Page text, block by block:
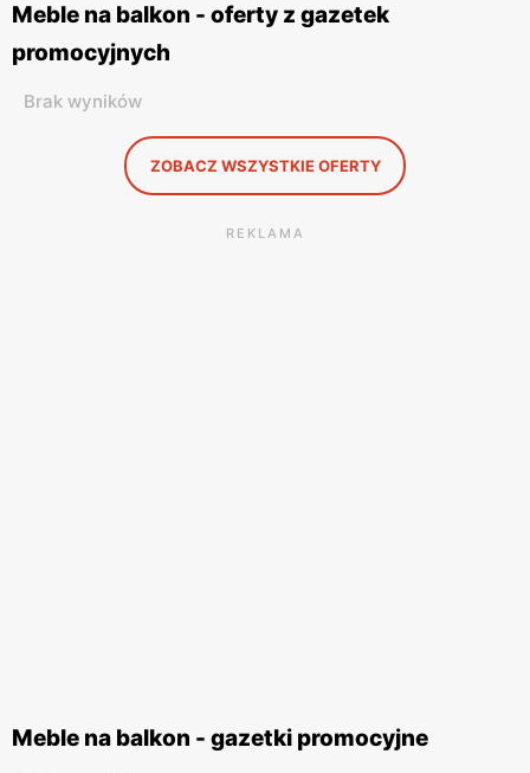
Meble na balkon - oferty z gazetek
promocyjnych
Brak wyników
ZOBACZ WSZYSTKIE OFERTY
REKLAMA
Meble na balkon - gazetki promocyjne